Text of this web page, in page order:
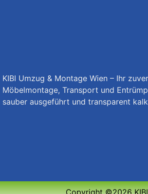
KIBI Umzug & Montage Wien – Ihr
Möbelmontage, Transport und
sauber ausgeführt und transparent